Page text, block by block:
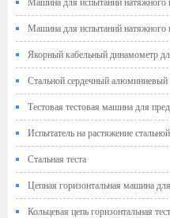
Машина для испытаний натяжного
Якорный кабельный динамометр
Стальной сердечный алюминиевый
Тестовая тестовая машина для
Испытатель на растяжение
Стальная теста
Цепная горизонтальная машина
Кольцевая цепь горизонтальная